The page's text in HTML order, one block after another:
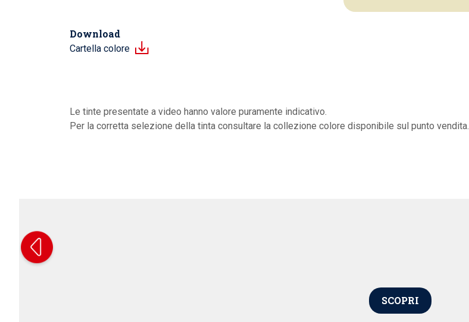
Download
Cartella colore
Le tinte presentate a video hanno valore puramente indicativo.
Per la corretta selezione della tinta consultare la collezione colore disponibile sul punto vendita.
SCOPRI